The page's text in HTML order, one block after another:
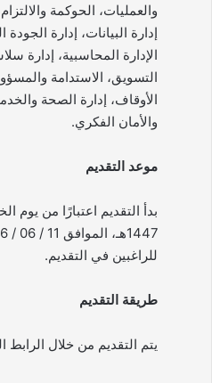
والعمليات، الحوكمة
إدارة البيانات، إدارة الجودة
الإدارة المحاسبية، إدارة
التسويق، الاستدامة
الأوقاف، إدارة الصحة
والأمان الفكري.
موعد التقديم
للراغبين في التقديم.
طريقة التقديم
يتم التقديم من خلال الرابط